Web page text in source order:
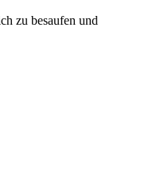
zu besaufen und